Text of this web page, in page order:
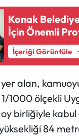
Konak
İçin Önemli
İçeriği Görüntüle
alan,
1000 ölçekli
birliğiyle
84 metre